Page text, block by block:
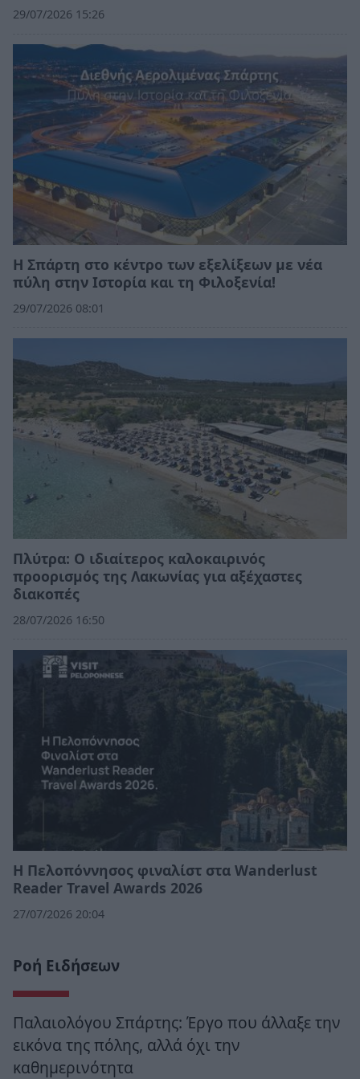
29/07/2026 15:26
Η Σπάρτη στο κέντρο των εξελίξεων με νέα
πύλη στην Ιστορία και τη Φιλοξενία!
29/07/2026 08:01
Πλύτρα: Ο ιδιαίτερος καλοκαιρινός
προορισμός της Λακωνίας για αξέχαστες
διακοπές
28/07/2026 16:50
Η Πελοπόννησος φιναλίστ στα Wanderlust
Reader Travel Awards 2026
27/07/2026 20:04
Ροή Ειδήσεων
Παλαιολόγου Σπάρτης: Έργο που άλλαξε την
εικόνα της πόλης, αλλά όχι την
καθημερινότητα